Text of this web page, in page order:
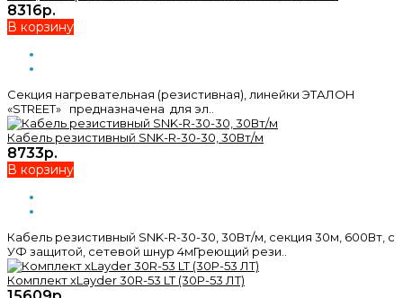
8316р.
В корзину
Секция нагревательная (резистивная), линейки ЭТАЛОН
«STREET» предназначена для эл..
Кабель резистивный SNK-R-30-30, 30Вт/м
8733р.
В корзину
Кабель резистивный SNK-R-30-30, 30Вт/м, секция 30м, 600Вт, с
УФ защитой, сетевой шнур 4мГреющий рези..
Комплект xLayder 30R-53 LT (30Р-53 ЛТ)